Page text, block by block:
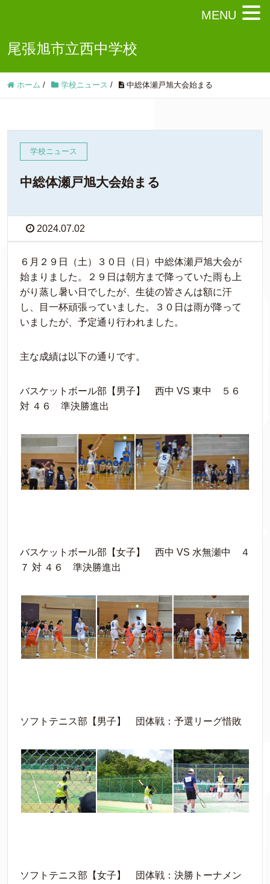
尾張旭市立西中学校
ホーム / 学校ニュース / 中総体瀬戸旭大会始まる
学校ニュース
中総体瀬戸旭大会始まる
2024.07.02
６月２９日（土）３０日（日）中総体瀬戸旭大会が
始まりました。２９日は朝方まで降っていた雨も上
がり蒸し暑い日でしたが、生徒の皆さんは額に汗
し、目一杯頑張っていました。３０日は雨が降って
いましたが、予定通り行われました。
主な成績は以下の通りです。
バスケットボール部【男子】 西中 VS 東中 ５６
対 ４６ 準決勝進出
バスケットボール部【女子】 西中 VS 水無瀬中 ４
７ 対 ４６ 準決勝進出
ソフトテニス部【男子】 団体戦：予選リーグ惜敗
ソフトテニス部【女子】 団体戦：決勝トーナメン
MENU